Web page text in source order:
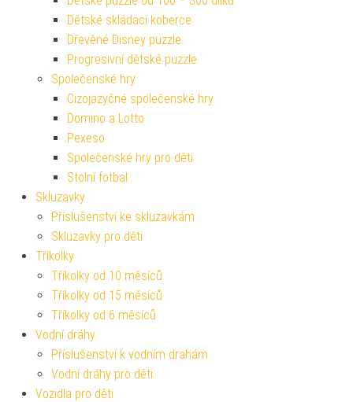
Dětské skládací koberce
Dřevěné Disney puzzle
Progresivní dětské puzzle
Společenské hry
Cizojazyčné společenské hry
Domino a Lotto
Pexeso
Společenské hry pro děti
Stolní fotbal
Skluzavky
Příslušenství ke skluzavkám
Skluzavky pro děti
Tříkolky
Tříkolky od 10 měsíců
Tříkolky od 15 měsíců
Tříkolky od 6 měsíců
Vodní dráhy
Příslušenství k vodním drahám
Vodní dráhy pro děti
Vozidla pro děti